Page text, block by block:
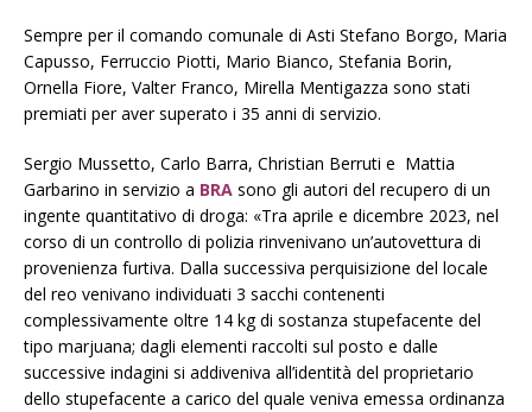
Sempre per il comando comunale di Asti Stefano Borgo, Maria
Capusso, Ferruccio Piotti, Mario Bianco, Stefania Borin,
Ornella Fiore, Valter Franco, Mirella Mentigazza sono stati
premiati per aver superato i 35 anni di servizio.
Sergio Mussetto, Carlo Barra, Christian Berruti e Mattia
Garbarino in servizio a BRA sono gli autori del recupero di un
ingente quantitativo di droga: «Tra aprile e dicembre 2023, nel
corso di un controllo di polizia rinvenivano un’autovettura di
provenienza furtiva. Dalla successiva perquisizione del locale
del reo venivano individuati 3 sacchi contenenti
complessivamente oltre 14 kg di sostanza stupefacente del
tipo marjuana; dagli elementi raccolti sul posto e dalle
successive indagini si addiveniva all’identità del proprietario
dello stupefacente a carico del quale veniva emessa ordinanza